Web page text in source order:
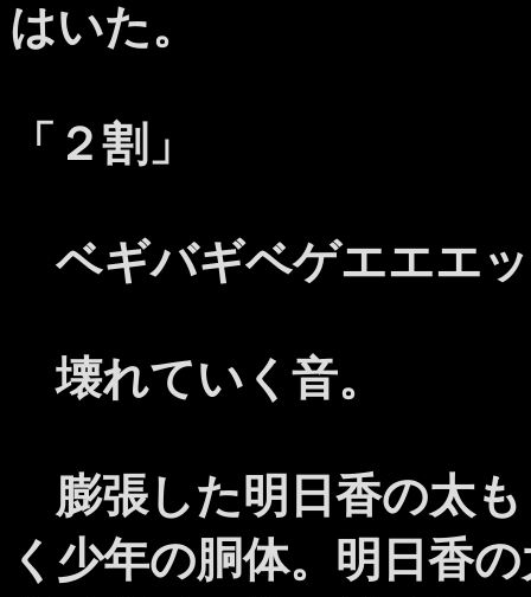
はいた。
「２割」
ベギバギベゲエエエ
壊れていく音。
膨張した明日香の太
く少年の胴体。明日香